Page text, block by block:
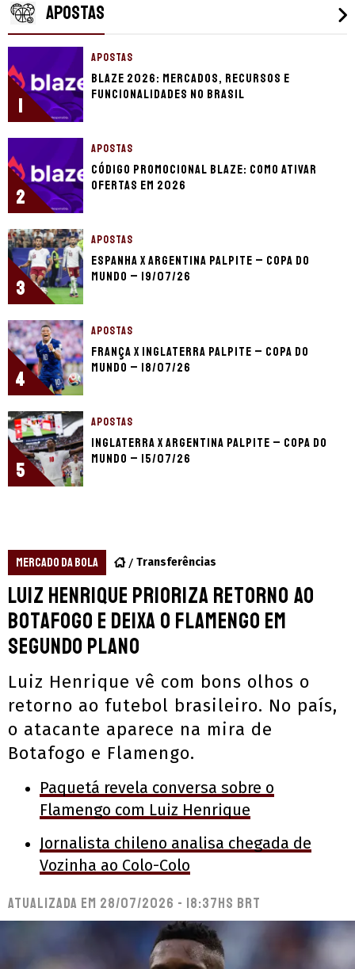
APOSTAS
1
APOSTAS
Blaze 2026: mercados, recursos e
funcionalidades no Brasil
2
APOSTAS
Código promocional Blaze: como ativar
ofertas em 2026
3
APOSTAS
Espanha x Argentina palpite – Copa do
Mundo – 19/07/26
4
APOSTAS
França x Inglaterra palpite – Copa do
Mundo – 18/07/26
5
APOSTAS
Inglaterra x Argentina palpite – Copa do
Mundo – 15/07/26
MERCADO DA BOLA Transferências
Luiz Henrique prioriza retorno ao
Botafogo e deixa o Flamengo em
segundo plano
Luiz Henrique vê com bons olhos o
retorno ao futebol brasileiro. No país,
o atacante aparece na mira de
Botafogo e Flamengo.
Paquetá revela conversa sobre o
Flamengo com Luiz Henrique
Jornalista chileno analisa chegada de
Vozinha ao Colo-Colo
Atualizada em 28/07/2026 - 18:37hs BRT